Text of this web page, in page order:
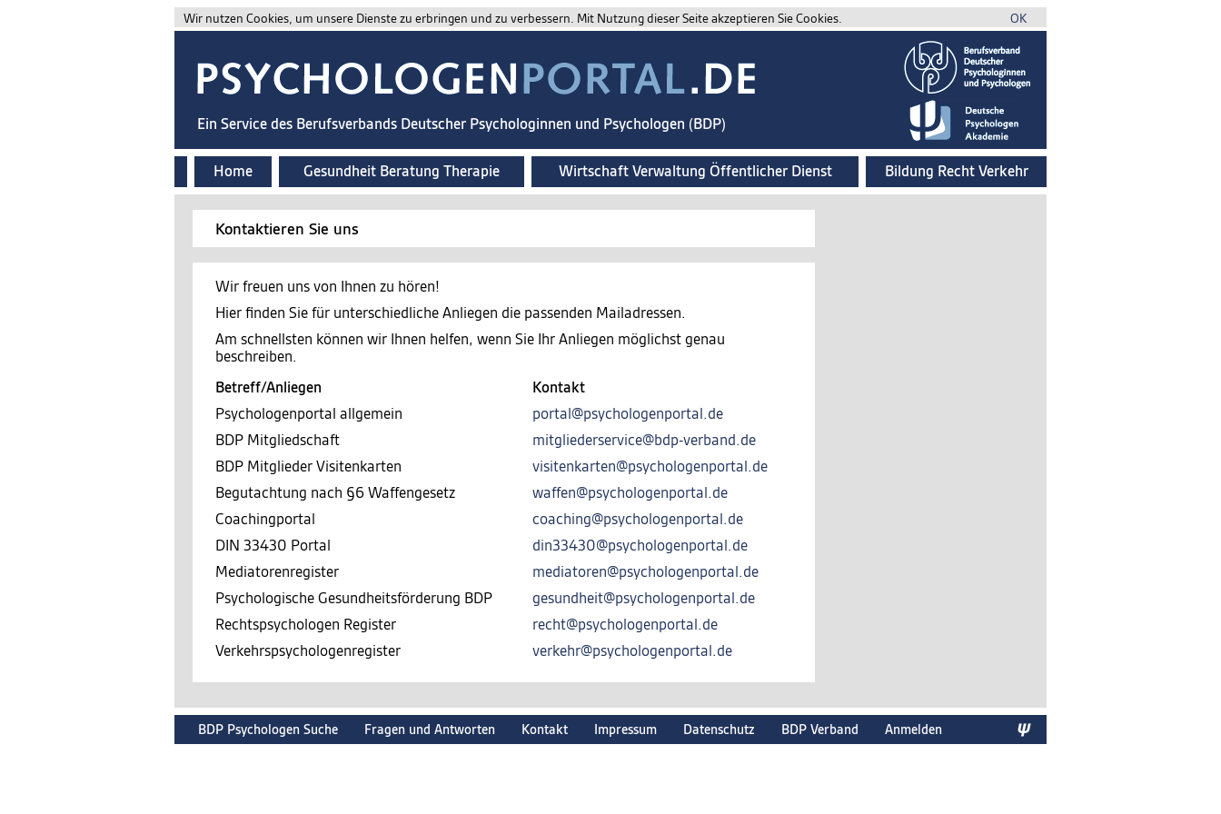
Wir nutzen Cookies, um unsere Dienste zu erbringen und zu verbessern. Mit Nutzung dieser Seite akzeptieren Sie Cookies. OK
Ein Service des Berufsverbands Deutscher Psychologinnen und Psychologen (BDP)
Home Gesundheit Beratung Therapie Wirtschaft Verwaltung Öffentlicher Dienst Bildung Recht Verkehr
Kontaktieren Sie uns
Wir freuen uns von Ihnen zu hören!
Hier finden Sie für unterschiedliche Anliegen die passenden Mailadressen.
Am schnellsten können wir Ihnen helfen, wenn Sie Ihr Anliegen möglichst genau
beschreiben.
Betreff/Anliegen
Kontakt
Psychologenportal allgemein
portal@psychologenportal.de
BDP Mitgliedschaft
mitgliederservice@bdp-verband.de
BDP Mitglieder Visitenkarten
visitenkarten@psychologenportal.de
Begutachtung nach §6 Waffengesetz
waffen@psychologenportal.de
Coachingportal
coaching@psychologenportal.de
DIN 33430 Portal
din33430@psychologenportal.de
Mediatorenregister
mediatoren@psychologenportal.de
Psychologische Gesundheitsförderung BDP
gesundheit@psychologenportal.de
Rechtspsychologen Register
recht@psychologenportal.de
Verkehrspsychologenregister
verkehr@psychologenportal.de
BDP Psychologen Suche Fragen und Antworten Kontakt Impressum Datenschutz BDP Verband Anmelden